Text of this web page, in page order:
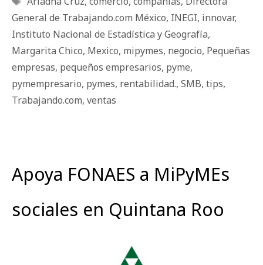
General de Trabajando.com México, INEGI, innovar,
Instituto Nacional de Estadística y Geografía,
Margarita Chico, Mexico, mipymes, negocio, Pequeñas
empresas, pequeños empresarios, pyme,
pymempresario, pymes, rentabilidad., SMB, tips,
Trabajando.com, ventas
Apoya FONAES a MiPyMEs
sociales en Quintana Roo